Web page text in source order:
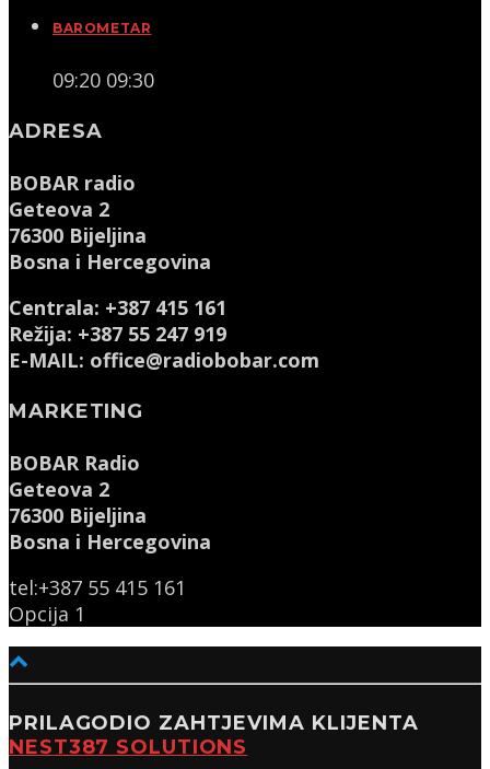
BAROMETAR
09:20 09:30
ADRESA
BOBAR radio
Geteova 2
76300 Bijeljina
Bosna i Hercegovina
Centrala: +387 415 161
Režija: +387 55 247 919
E-MAIL: office@radiobobar.com
MARKETING
BOBAR Radio
Geteova 2
76300 Bijeljina
Bosna i Hercegovina
tel:+387 55 415 161
Opcija 1
PRILAGODIO ZAHTJEVIMA KLIJENTA
NEST387 SOLUTIONS